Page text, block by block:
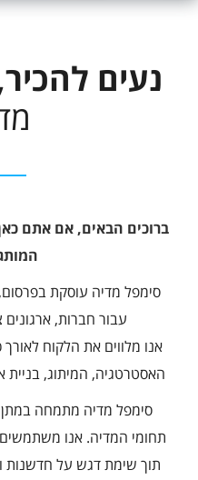
נעים להכיר
ברוכים הבאים, אם אתם
סימפל מדיה עוסקת
עבור חברות, ארגונים
אנו מלווים את הלקוח
האסטרטגיה, המיתוג, בניית
סימפל מדיה מתמחה במתן
תחומי המדיה. אנו
תוך שימת דגש על חדשנות